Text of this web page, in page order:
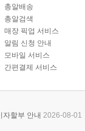
총알배송
총알검색
매장 픽업 서비스
알림 신청 안내
모바일 서비스
간편결제 서비스
자할부 안내 2026-08-01